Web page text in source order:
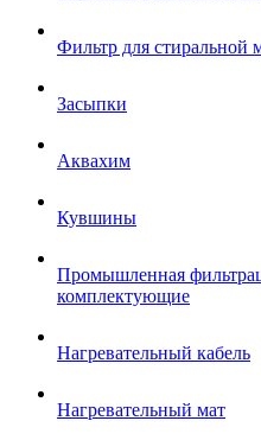
Фильтр для
Засыпки
Аквахим
Кувшины
Промышленная
комплектующие
Нагревательный кабель
Нагревательный мат